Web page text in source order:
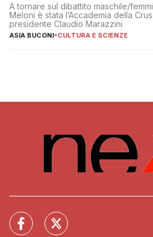
A tornare sul dibattito maschile/
Meloni è stata l’Accademia della
presidente Claudio Marazzini
ASIA BUCONI-CULTURA E SCIENZE